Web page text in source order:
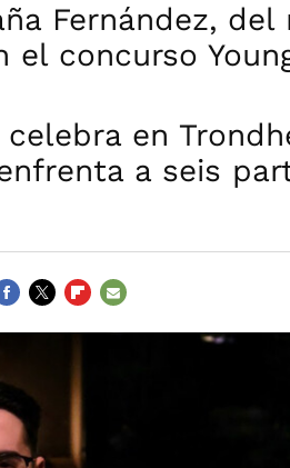
Fernández,
el concurso
en
a seis